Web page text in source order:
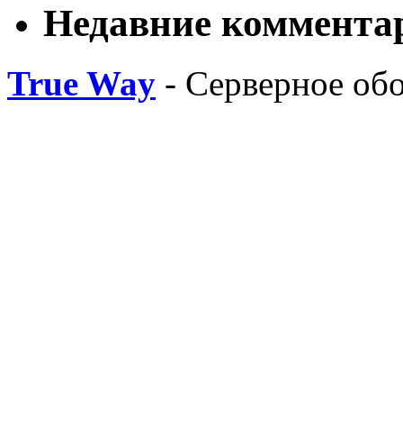
Недавние
True Way - Серверное